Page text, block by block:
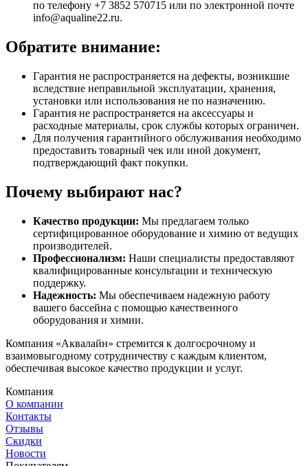
по телефону +7 3852 570715 или по электронной почте
info@aqualine22.ru.
Обратите внимание:
Гарантия не распространяется на дефекты, возникшие
вследствие неправильной эксплуатации, хранения,
установки или использования не по назначению.
Гарантия не распространяется на аксессуары и
расходные материалы, срок службы которых ограничен.
Для получения гарантийного обслуживания необходимо
предоставить товарный чек или иной документ,
подтверждающий факт покупки.
Почему выбирают нас?
Качество продукции: Мы предлагаем только
сертифицированное оборудование и химию от ведущих
производителей.
Профессионализм: Наши специалисты предоставляют
квалифицированные консультации и техническую
поддержку.
Надежность: Мы обеспечиваем надежную работу
вашего бассейна с помощью качественного
оборудования и химии.
Компания «Аквалайн» стремится к долгосрочному и
взаимовыгодному сотрудничеству с каждым клиентом,
обеспечивая высокое качество продукции и услуг.
Компания
О компании
Контакты
Отзывы
Скидки
Новости